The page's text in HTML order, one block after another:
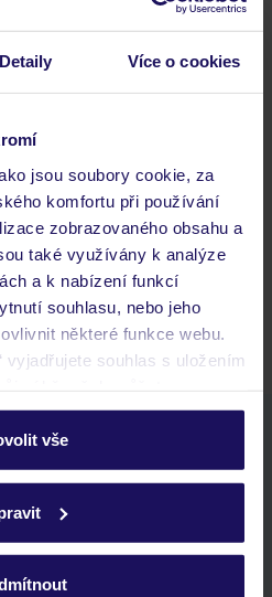
Detaily Více o cookies
jsou soubory cookie, za
komfortu při používání
zobrazovaného obsahu a
také využívány k analýze
a k nabízení funkcí
souhlasu, nebo jeho
některé funkce webu.
vyjadřujete souhlas s uložením
cookie naleznete v
vše
při cestování?
příjezdu do hotelu?
zavazadel?
další
aplikaci TUI
a možnost jejich sdílení
zobrazené nabídky
informace o tvé rezervaci v myTUI